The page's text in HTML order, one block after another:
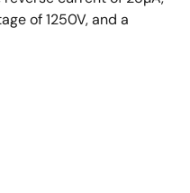
of 1250V, and a